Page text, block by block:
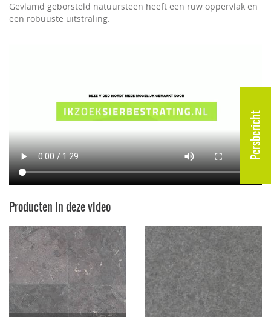
Persbericht
Gevlamd geborsteld natuursteen heeft een ruw oppervlak en
een robuuste uitstraling.
Producten in deze video